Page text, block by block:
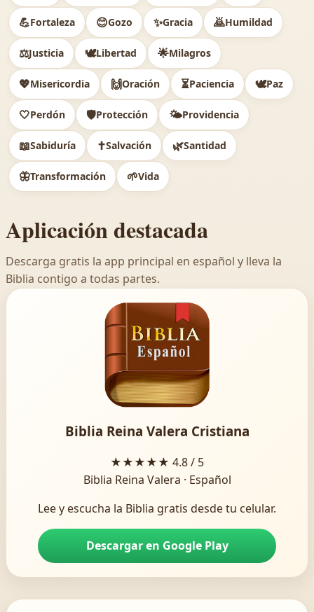
💪Fortaleza 😊Gozo ✨Gracia 🙇Humildad
⚖️Justicia 🕊Libertad 🌟Milagros
💖Misericordia 🙌Oración ⏳Paciencia 🕊️Paz
🤍Perdón 🛡️Protección 🌤️Providencia
📖Sabiduría ✝️Salvación 🌿Santidad
🦋Transformación 🌱Vida
Aplicación destacada
Descarga gratis la app principal en español y lleva la
Biblia contigo a todas partes.
Biblia Reina Valera Cristiana
★★★★★ 4.8 / 5
Biblia Reina Valera · Español
Lee y escucha la Biblia gratis desde tu celular.
Descargar en Google Play